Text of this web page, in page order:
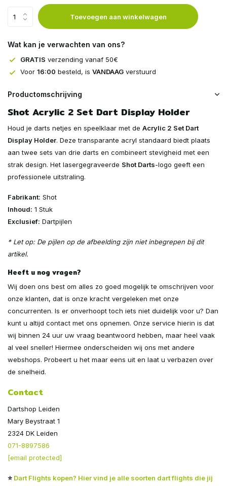
Toevoegen aan winkelwagen
Wat kan je verwachten van ons?
GRATIS verzending vanaf 50€
Voor 16:00 besteld, is VANDAAG verstuurd
Productomschrijving
Shot Acrylic 2 Set Dart Display Holder
Houd je darts netjes en speelklaar met de Acrylic 2 Set Dart
Display Holder. Deze transparante acryl standaard biedt plaats
aan twee sets van drie darts en combineert stevigheid met een
strak design. Het lasergegraveerde Shot Darts-logo geeft een
professionele uitstraling.
Fabrikant: Shot
Inhoud: 1 Stuk
Exclusief: Dartpijlen
* Let op: De pijlen op de afbeelding zijn niet inbegrepen bij dit
artikel.
Heeft u nog vragen?
Wij doen ons best om alles zo goed mogelijk te omschrijven voor
onze klanten, dat is onze kracht vergeleken met onze
concurrenten. Is er onverhoopt toch iets niet duidelijk voor u? Dan
kunt u altijd contact met ons opnemen. Onze service hierin is dat
wij binnen 24 uur uw vraag beantwoord hebben, maar heel vaak
al veel sneller! Hiermee onderscheiden wij ons met andere
webshops. Probeert u het maar eens uit en laat u verbazen over
de snelheid.
Contact
Dartshop Leiden
Mary Beystraat 1
2324 DK Leiden
071-8897586
[email protected]
⭐ Dart Flights kopen? Hier vind je alle soorten dart flights die jij